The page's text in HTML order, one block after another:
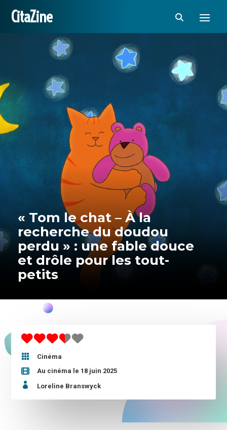
CitaZine
« Tom le chat – À la
recherche du doudou
perdu » : une fable douce
et drôle pour les tout-
petits

Cinéma
Au cinéma le 18 juin 2025
 Loreline Branswyck